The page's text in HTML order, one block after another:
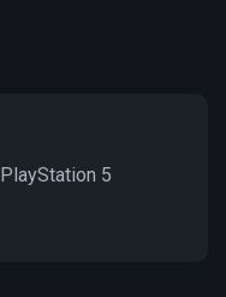
PlayStation 5